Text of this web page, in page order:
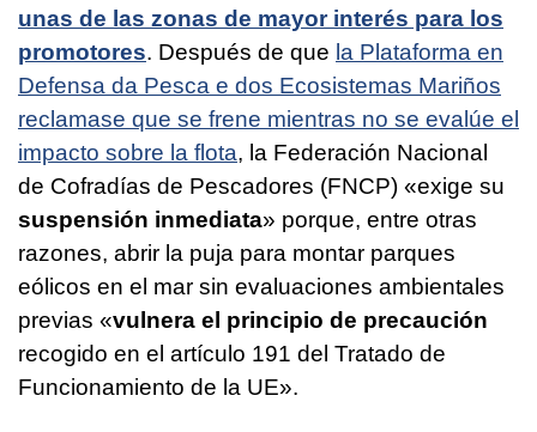
unas de las zonas de mayor interés para los
promotores. Después de que la Plataforma en
Defensa da Pesca e dos Ecosistemas Mariños
reclamase que se frene mientras no se evalúe el
impacto sobre la flota, la Federación Nacional
de Cofradías de Pescadores (FNCP) «exige su
suspensión inmediata» porque, entre otras
razones, abrir la puja para montar parques
eólicos en el mar sin evaluaciones ambientales
previas «vulnera el principio de precaución
recogido en el artículo 191 del Tratado de
Funcionamiento de la UE».